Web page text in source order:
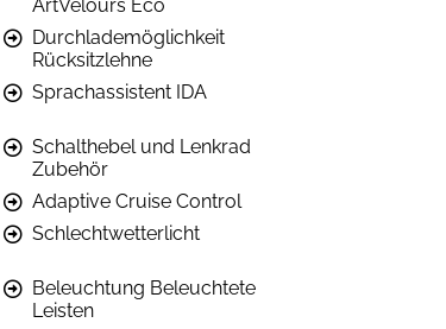
ArtVelours Eco
Durchlademöglichkeit
Rücksitzlehne
Sprachassistent IDA
Schalthebel und Lenkrad
Zubehör
Adaptive Cruise Control
Schlechtwetterlicht
Beleuchtung Beleuchtete
Leisten